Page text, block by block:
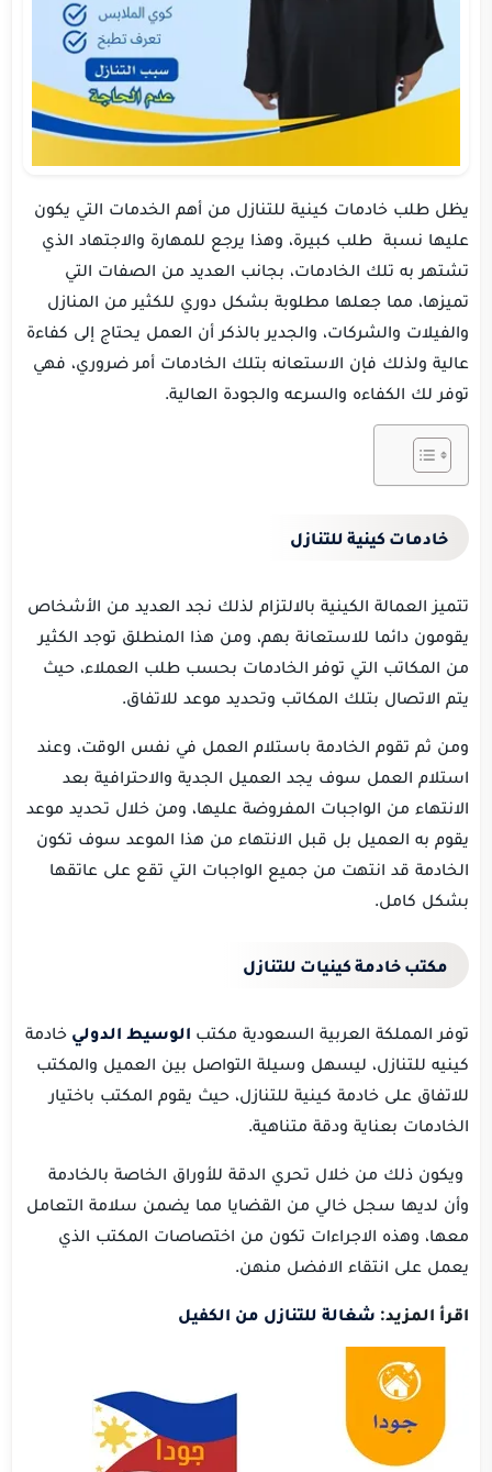
يظل طلب خادمات كينية للتنازل من أهم الخدمات التي يكون
عليها نسبة طلب كبيرة، وهذا يرجع للمهارة والاجتهاد الذي
تشتهر به تلك الخادمات، بجانب العديد من الصفات التي
تميزها، مما جعلها مطلوبة بشكل دوري للكثير من المنازل
والفيلات والشركات، والجدير بالذكر أن العمل يحتاج إلى كفاءة
عالية ولذلك فإن الاستعانه بتلك الخادمات أمر ضروري، فهي
توفر لك الكفاءه والسرعه والجودة العالية.
خادمات كينية للتنازل
تتميز العمالة الكينية بالالتزام لذلك نجد العديد من الأشخاص
يقومون دائما للاستعانة بهم، ومن هذا المنطلق توجد الكثير
من المكاتب التي توفر الخادمات بحسب طلب العملاء، حيث
يتم الاتصال بتلك المكاتب وتحديد موعد للاتفاق.
ومن ثم تقوم الخادمة باستلام العمل في نفس الوقت، وعند
استلام العمل سوف يجد العميل الجدية والاحترافية بعد
الانتهاء من الواجبات المفروضة عليها، ومن خلال تحديد موعد
يقوم به العميل بل قبل الانتهاء من هذا الموعد سوف تكون
الخادمة قد انتهت من جميع الواجبات التي تقع على عاتقها
بشكل كامل.
مكتب خادمة كينيات للتنازل
توفر المملكة العربية السعودية مكتب الوسيط الدولي خادمة
كينيه للتنازل، ليسهل وسيلة التواصل بين العميل والمكتب
للاتفاق على خادمة كينية للتنازل، حيث يقوم المكتب باختيار
الخادمات بعناية ودقة متناهية.
ويكون ذلك من خلال تحري الدقة للأوراق الخاصة بالخادمة
وأن لديها سجل خالي من القضايا مما يضمن سلامة التعامل
معها، وهذه الاجراءات تكون من اختصاصات المكتب الذي
يعمل على انتقاء الافضل منهن.
اقرأ المزيد: شغالة للتنازل من الكفيل